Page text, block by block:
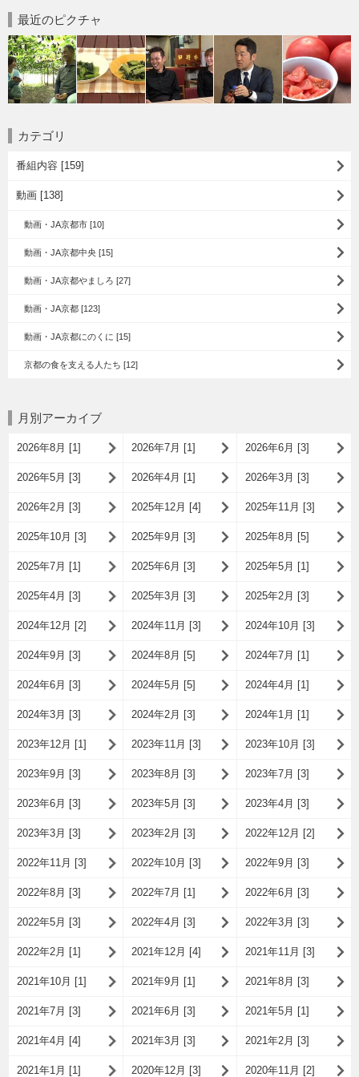
最近のピクチャ
カテゴリ
番組内容 [159]
動画 [138]
動画・JA京都市 [10]
動画・JA京都中央 [15]
動画・JA京都やましろ [27]
動画・JA京都 [123]
動画・JA京都にのくに [15]
京都の食を支える人たち [12]
月別アーカイブ
2026年8月 [1] 2026年7月 [1] 2026年6月 [3]
2026年5月 [3] 2026年4月 [1] 2026年3月 [3]
2026年2月 [3] 2025年12月 [4] 2025年11月 [3]
2025年10月 [3] 2025年9月 [3] 2025年8月 [5]
2025年7月 [1] 2025年6月 [3] 2025年5月 [1]
2025年4月 [3] 2025年3月 [3] 2025年2月 [3]
2024年12月 [2] 2024年11月 [3] 2024年10月 [3]
2024年9月 [3] 2024年8月 [5] 2024年7月 [1]
2024年6月 [3] 2024年5月 [5] 2024年4月 [1]
2024年3月 [3] 2024年2月 [3] 2024年1月 [1]
2023年12月 [1] 2023年11月 [3] 2023年10月 [3]
2023年9月 [3] 2023年8月 [3] 2023年7月 [3]
2023年6月 [3] 2023年5月 [3] 2023年4月 [3]
2023年3月 [3] 2023年2月 [3] 2022年12月 [2]
2022年11月 [3] 2022年10月 [3] 2022年9月 [3]
2022年8月 [3] 2022年7月 [1] 2022年6月 [3]
2022年5月 [3] 2022年4月 [3] 2022年3月 [3]
2022年2月 [1] 2021年12月 [4] 2021年11月 [3]
2021年10月 [1] 2021年9月 [1] 2021年8月 [3]
2021年7月 [3] 2021年6月 [3] 2021年5月 [1]
2021年4月 [4] 2021年3月 [3] 2021年2月 [3]
2021年1月 [1] 2020年12月 [3] 2020年11月 [2]